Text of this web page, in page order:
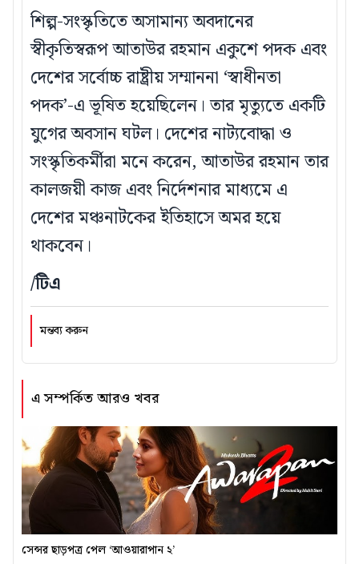
এ সম্পর্কিত আরও খবর
সেন্সর ছাড়পত্র পেল ‘আওয়ারাপান ২’
শিল্প-সংস্কৃতিতে অসামান্য অবদানের
স্বীকৃতিস্বরূপ আতাউর রহমান একুশে পদক এবং
দেশের সর্বোচ্চ রাষ্ট্রীয় সম্মাননা ‘স্বাধীনতা
পদক’-এ ভূষিত হয়েছিলেন। তার মৃত্যুতে একটি
যুগের অবসান ঘটল। দেশের নাট্যবোদ্ধা ও
সংস্কৃতিকর্মীরা মনে করেন, আতাউর রহমান তার
কালজয়ী কাজ এবং নির্দেশনার মাধ্যমে এ
দেশের মঞ্চনাটকের ইতিহাসে অমর হয়ে
থাকবেন।
/টিএ
মন্তব্য করুন